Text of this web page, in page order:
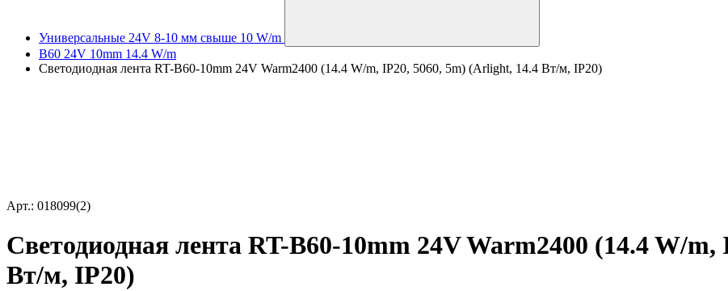
Универсальные 24V 8-10 мм свыше 10 W/m
B60 24V 10mm 14.4 W/m
Светодиодная лента RT-B60-10mm 24V Warm2400 (14.4 W/m, IP20, 5060, 5m) (Arlight, 14.4 Вт/м, IP20)
Арт.: 018099(2)
Светодиодная лента RT-B60-10mm 24V Warm2400 (14.4 W/
Вт/м, IP20)